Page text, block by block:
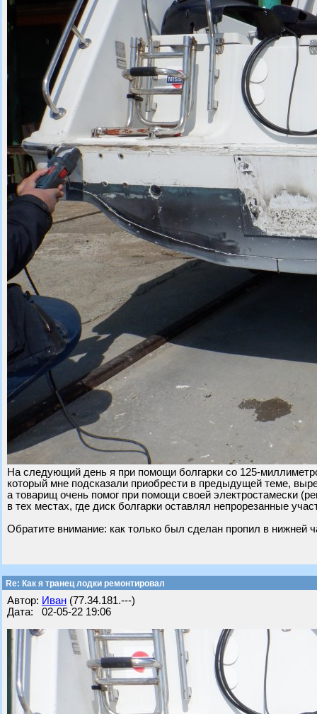
На следующий день я при помощи болгарки со 125-
который мне подсказали приобрести в предыдущей теме,
а товарищ очень помог при помощи своей электростамески
в тех местах, где диск болгарки оставлял непрорезанные
Обратите внимание: как только был сделан пропил в нижней
Re: Как я транец лодки ремонтировал
Автор: Иван (77.34.181.---)
Дата: 02-05-22 19:06